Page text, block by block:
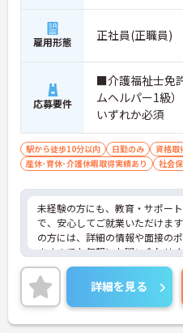
雇用形態 正社員(正職員)
応募要件
■介護福祉士免
ムヘルパー1級
いずれか必須
駅から徒歩10分以内 日勤のみ 資格取
産休･育休･介護休暇取得実績あり
社会
未経験の方にも、教育・サポー
で、安心してご就業いただけま
の方には、詳細の情報や面接の
ますのでお気軽にお問い合わせ
詳細を見る